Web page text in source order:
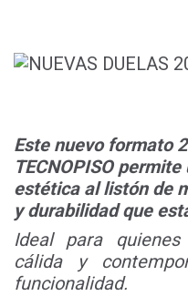
Este nuevo formato
TECNOPISO permite
estética al listón de
y durabilidad que
Ideal para
cálida y contem
funcionalidad.